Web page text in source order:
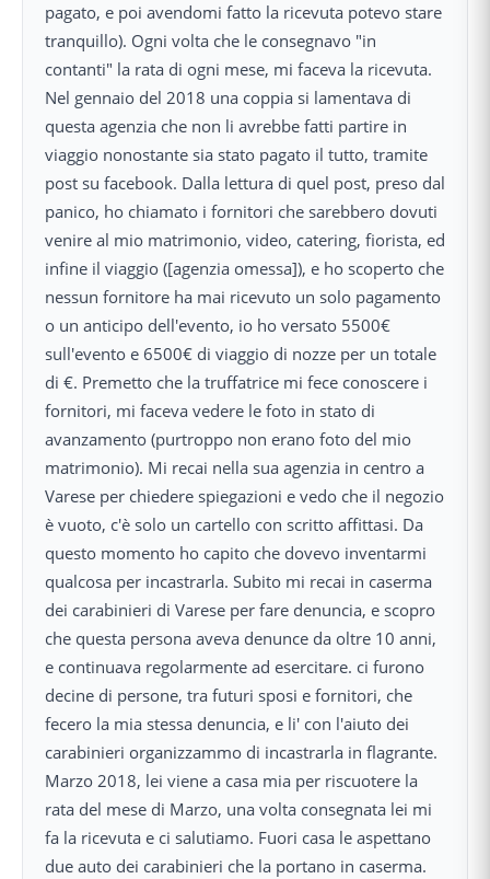
pagato, e poi avendomi fatto la ricevuta potevo stare
tranquillo). Ogni volta che le consegnavo "in
contanti" la rata di ogni mese, mi faceva la ricevuta.
Nel gennaio del 2018 una coppia si lamentava di
questa agenzia che non li avrebbe fatti partire in
viaggio nonostante sia stato pagato il tutto, tramite
post su facebook. Dalla lettura di quel post, preso dal
panico, ho chiamato i fornitori che sarebbero dovuti
venire al mio matrimonio, video, catering, fiorista, ed
infine il viaggio ([agenzia omessa]), e ho scoperto che
nessun fornitore ha mai ricevuto un solo pagamento
o un anticipo dell'evento, io ho versato 5500€
sull'evento e 6500€ di viaggio di nozze per un totale
di €. Premetto che la truffatrice mi fece conoscere i
fornitori, mi faceva vedere le foto in stato di
avanzamento (purtroppo non erano foto del mio
matrimonio). Mi recai nella sua agenzia in centro a
Varese per chiedere spiegazioni e vedo che il negozio
è vuoto, c'è solo un cartello con scritto affittasi. Da
questo momento ho capito che dovevo inventarmi
qualcosa per incastrarla. Subito mi recai in caserma
dei carabinieri di Varese per fare denuncia, e scopro
che questa persona aveva denunce da oltre 10 anni,
e continuava regolarmente ad esercitare. ci furono
decine di persone, tra futuri sposi e fornitori, che
fecero la mia stessa denuncia, e li' con l'aiuto dei
carabinieri organizzammo di incastrarla in flagrante.
Marzo 2018, lei viene a casa mia per riscuotere la
rata del mese di Marzo, una volta consegnata lei mi
fa la ricevuta e ci salutiamo. Fuori casa le aspettano
due auto dei carabinieri che la portano in caserma.